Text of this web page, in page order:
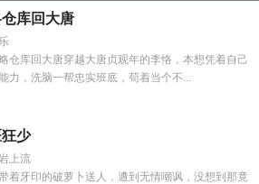
库回大唐
仓库回大唐穿越大唐贞观年的李恪，本想凭着自己
力，洗脑一帮忠实班底，苟着当个不...
少
上流
着牙印的破萝卜送人，遭到无情嘲讽，没想到那竟